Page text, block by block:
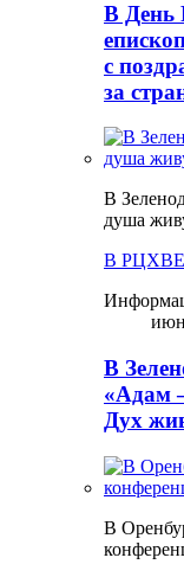
В День
с
за
В
душа
В РЦХВЕ
В
«Адам
Дух
В